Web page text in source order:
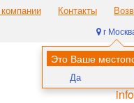
Контакты
г
Это Ваше
Да
8
8